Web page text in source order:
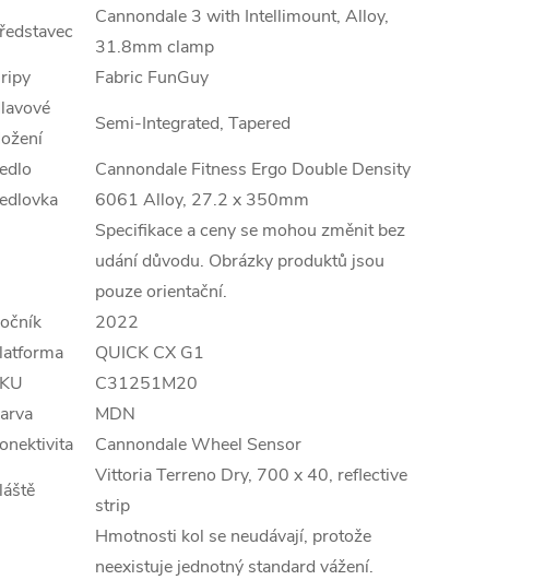
Cannondale 3 with Intellimount, Alloy,
31.8mm clamp
Fabric FunGuy
Semi-Integrated, Tapered
Cannondale Fitness Ergo Double Density
6061 Alloy, 27.2 x 350mm
Specifikace a ceny se mohou změnit bez
udání důvodu. Obrázky produktů jsou
pouze orientační.
2022
QUICK CX G1
C31251M20
MDN
Cannondale Wheel Sensor
Vittoria Terreno Dry, 700 x 40, reflective
strip
Hmotnosti kol se neudávají, protože
neexistuje jednotný standard vážení.